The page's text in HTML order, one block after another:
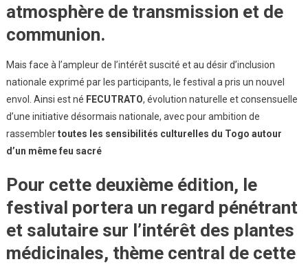
atmosphère de transmission et de
communion.
Mais face à l’ampleur de l’intérêt suscité et au désir d’inclusion
nationale exprimé par les participants, le festival a pris un nouvel
envol. Ainsi est né FECUTRATO, évolution naturelle et consensuelle
d’une initiative désormais nationale, avec pour ambition de
rassemblertoutes les sensibilités culturelles du Togo autour
d’un même feu sacré
Pour cette deuxième édition, le
festival portera un regard pénétrant
et salutaire sur l’intérêt des plantes
médicinales, thème central de cette